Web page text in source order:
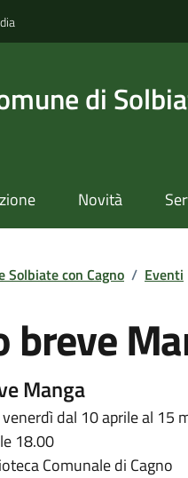
di
Novità
Solbiate con Cagno / Eventi
breve
Manga
dal 10 aprile al 15
18.00
Comunale di Cagno